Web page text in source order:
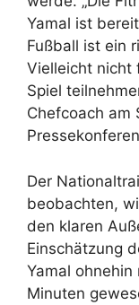
Yamal ist
Fußball ist ein
Vielleicht nicht
Spiel
Chefcoach am
Der
beobachten,
den klaren
Einschätzung
Yamal
Minuten